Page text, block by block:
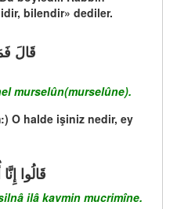
bilendir» dediler.
قَالَ
murselûn(murselûne).
O halde işiniz nedir, ey
قَالُوا
ilâ kavmin mucrimîne.